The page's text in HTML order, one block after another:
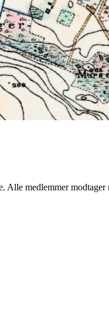
medlemmer